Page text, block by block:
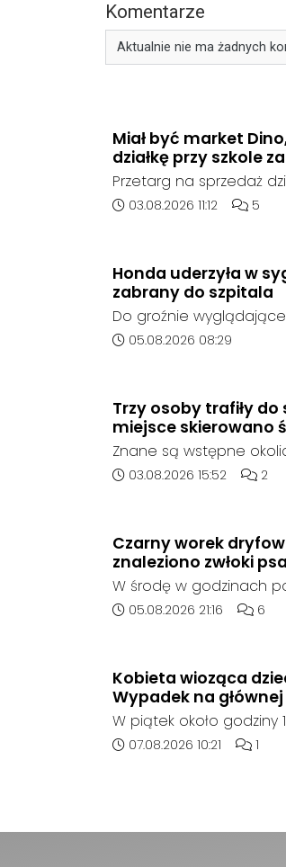
Komentarze
Aktualnie nie ma żadnych
Miał być market
działkę przy szkole
Przetarg na sprzedaż
Ogólnokształcących w
oferent.
Data dodania artykułu:
03.08.2026 11:12 Liczba
5
Honda uderzyła w
zabrany do szpitala
Do groźnie
środę rano w Koźlu.
Data dodania artykułu:
05.08.2026 08:29
Trzy osoby trafiły
miejsce skierowano
Znane są wstępne
którego doszło około
Data dodania artykułu:
03.08.2026 15:52 Liczba
2
Czarny worek
znaleziono zwłoki psa
W środę w godzinach
zadysponowane nad
wzbudziła jej niepokój.
Data dodania artykułu:
05.08.2026 21:16 Liczba
6
Kobieta wioząca
Wypadek na
W piątek około godziny
doszło do wypadku z
Data dodania artykułu:
07.08.2026 10:21 Liczba
1